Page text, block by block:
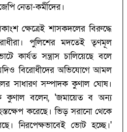
নেতা-কর্মীদের।
ক্ষেত্রেই শাসকদলের বিরুদ্ধে
পুলিশের মদতেই তৃণমূল
কার্যত সন্ত্রাস চালিয়েছে বলে
বিরোধীদের অভিযোগে আমল
সাধারণ সম্পাদক কুণাল ঘোষ।
কুণাল বলেন, 'জমায়েত ব অন্য
করেছে। ভিড় সরানো থেকে
নিরপেক্ষভাবেই ভোট হচ্ছে।'